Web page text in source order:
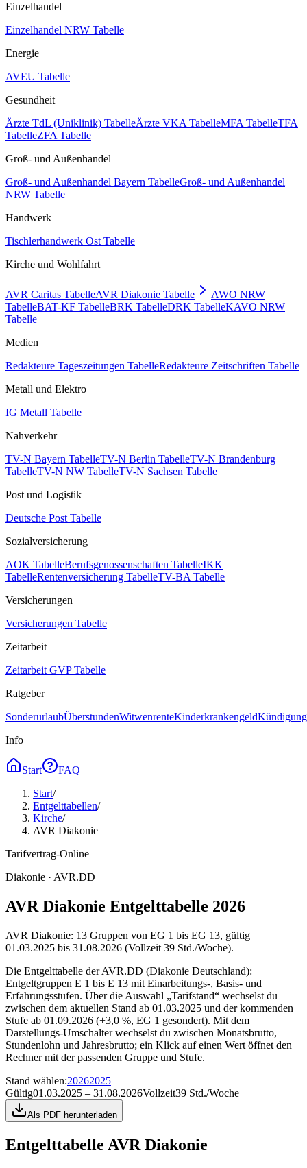
Einzelhandel
Einzelhandel NRW Tabelle
Energie
AVEU Tabelle
Gesundheit
Ärzte TdL (Uniklinik) TabelleÄrzte VKA TabelleMFA TabelleTFA
TabelleZFA Tabelle
Groß- und Außenhandel
Groß- und Außenhandel Bayern TabelleGroß- und Außenhandel
NRW Tabelle
Handwerk
Tischlerhandwerk Ost Tabelle
Kirche und Wohlfahrt
AVR Caritas TabelleAVR Diakonie Tabelle
AWO NRW
TabelleBAT-KF TabelleBRK TabelleDRK TabelleKAVO NRW
Tabelle
Medien
Redakteure Tageszeitungen TabelleRedakteure Zeitschriften Tabelle
Metall und Elektro
IG Metall Tabelle
Nahverkehr
TV-N Bayern TabelleTV-N Berlin TabelleTV-N Brandenburg
TabelleTV-N NW TabelleTV-N Sachsen Tabelle
Post und Logistik
Deutsche Post Tabelle
Sozialversicherung
AOK TabelleBerufsgenossenschaften TabelleIKK
TabelleRentenversicherung TabelleTV-BA Tabelle
Versicherungen
Versicherungen Tabelle
Zeitarbeit
Zeitarbeit GVP Tabelle
Ratgeber
SonderurlaubÜberstundenWitwenrenteKinderkrankengeld
Info
Start
FAQ
Start/
Entgelttabellen/
Kirche/
AVR Diakonie
Tarifvertrag-Online
Diakonie · AVR.DD
AVR Diakonie Entgelttabelle 2026
AVR Diakonie: 13 Gruppen von EG 1 bis EG 13, gültig
01.03.2025 bis 31.08.2026 (Vollzeit 39 Std./Woche).
Die Entgelttabelle der AVR.DD (Diakonie Deutschland):
Entgeltgruppen E 1 bis E 13 mit Einarbeitungs-, Basis- und
Erfahrungsstufen. Über die Auswahl „Tarifstand“ wechselst du
zwischen dem aktuellen Stand ab 01.03.2025 und der kommenden
Stufe ab 01.09.2026 (+3,0 %, EG 1 gesondert). Mit dem
Darstellungs-Umschalter wechselst du zwischen Monatsbrutto,
Stundenlohn und Jahresbrutto; ein Klick auf einen Wert öffnet den
Rechner mit der passenden Gruppe und Stufe.
Stand wählen:20262025
Gültig01.03.2025 – 31.08.2026Vollzeit39 Std./Woche
Als PDF herunterladen
Entgelttabelle AVR Diakonie